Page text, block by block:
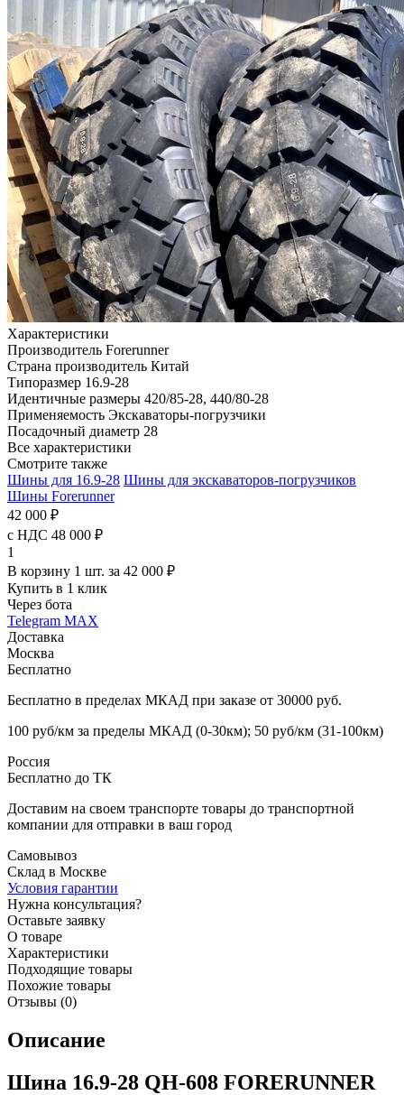
Характеристики
Производитель Forerunner
Страна производитель Китай
Типоразмер 16.9-28
Идентичные размеры 420/85-28, 440/80-28
Применяемость Экскаваторы-погрузчики
Посадочный диаметр 28
Все характеристики
Смотрите также
Шины для 16.9-28 Шины для экскаваторов-погрузчиков
Шины Forerunner
42 000 ₽
с НДС 48 000 ₽
1
В корзину 1 шт. за 42 000 ₽
Купить в 1 клик
Через бота
Telegram MAX
Доставка
Москва
Бесплатно
Бесплатно в пределах МКАД при заказе от 30000 руб.
100 руб/км за пределы МКАД (0-30км); 50 руб/км (31-100км)
Россия
Бесплатно до ТК
Доставим на своем транспорте товары до транспортной
компании для отправки в ваш город
Самовывоз
Склад в Москве
Условия гарантии
Нужна консультация?
Оставьте заявку
О товаре
Характеристики
Подходящие товары
Похожие товары
Отзывы (0)
Описание
Шина 16.9-28 QH-608 FORERUNNER